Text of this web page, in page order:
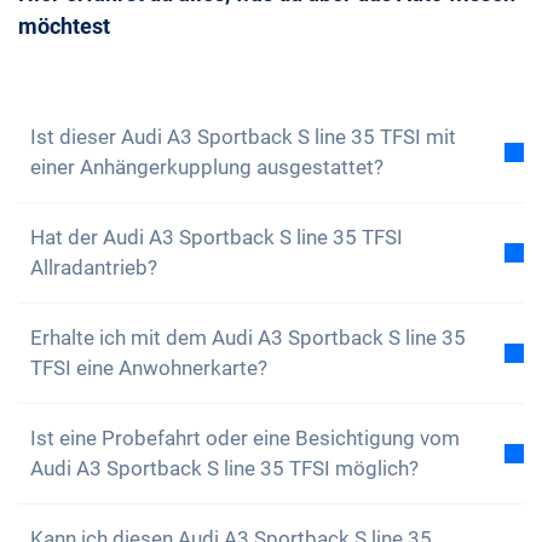
zu buchen.
Beratungstermin mit uns vereinbaren. Wir
möchtest
Ist dieser Audi A3 Sportback S line 35 TFSI mit
einer Anhängerkupplung ausgestattet?
mit einer Anhängerkupplung ausgestattet. Du hast
aber die Option, diese selbstständig anzubringen.
Hat der Audi A3 Sportback S line 35 TFSI
Allradantrieb?
über keinen Allradantrieb. Das Auto ist aber dennoch
bestens ausgestattet.
Erhalte ich mit dem Audi A3 Sportback S line 35
TFSI eine Anwohnerkarte?
Wohnkanton eingelöst. Daher ist es kein Problem
eine Anwohnerkarte zu erhalten.
Ist eine Probefahrt oder eine Besichtigung vom
Audi A3 Sportback S line 35 TFSI möglich?